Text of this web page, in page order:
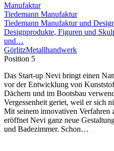
Manufaktur
Tiedemann Manufaktur
Tiedemann Manufaktur und
Designprodukte, Figuren und
und…
GörlitzMetallhandwerk
Position 5
Das Start-up Nevi bringt einen
vor der Entwicklung von
Dächern und im Bootsbau
Vergessenheit geriet, weil er sich
Mit seinem innovativen
eröffnet Nevi ganz neue
und Badezimmer. Schon…